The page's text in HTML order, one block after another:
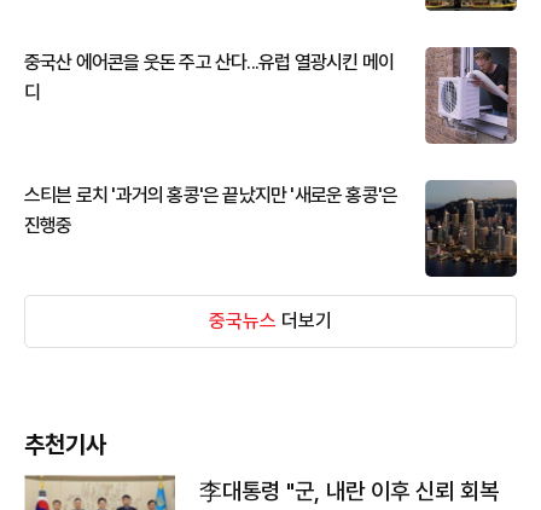
중국산 에어콘을 웃돈 주고 산다...유럽 열광시킨 메이
디
스티븐 로치 '과거의 홍콩'은 끝났지만 '새로운 홍콩'은
진행중
중국뉴스 더보기
추천기사
李대통령 "군, 내란 이후 신뢰 회복